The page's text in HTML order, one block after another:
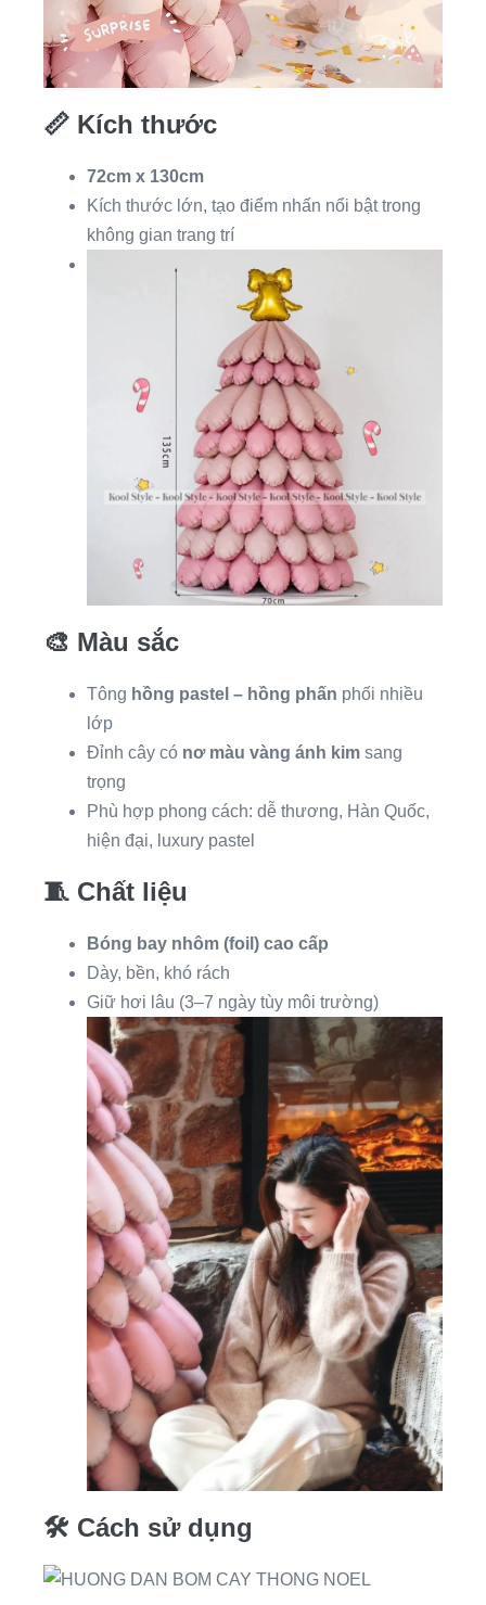
📏 Kích thước
72cm x 130cm
Kích thước lớn, tạo điểm nhấn nổi bật trong
không gian trang trí
🎨 Màu sắc
Tông hồng pastel – hồng phấn phối nhiều
lớp
Đỉnh cây có nơ màu vàng ánh kim sang
trọng
Phù hợp phong cách: dễ thương, Hàn Quốc,
hiện đại, luxury pastel
🧵 Chất liệu
Bóng bay nhôm (foil) cao cấp
Dày, bền, khó rách
Giữ hơi lâu (3–7 ngày tùy môi trường)
🛠 Cách sử dụng